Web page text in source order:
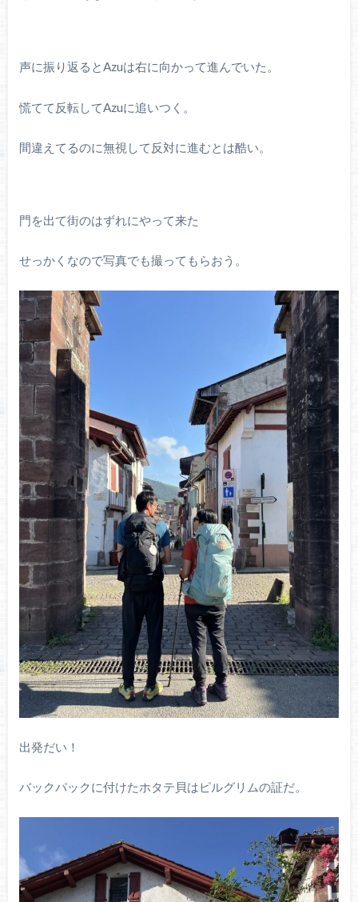
声に振り返るとAzuは右に向かって進んでいた。
慌てて反転してAzuに追いつく。
間違えてるのに無視して反対に進むとは酷い。
門を出て街のはずれにやって来た
せっかくなので写真でも撮ってもらおう。
出発だい！
バックパックに付けたホタテ貝はピルグリムの証だ。